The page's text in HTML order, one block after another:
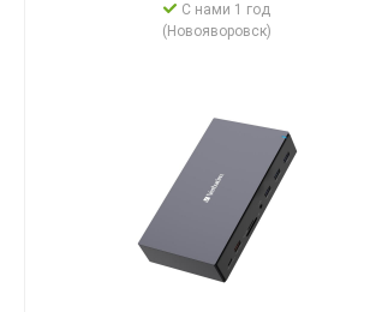
С нами 1 год
(Новояворовск)